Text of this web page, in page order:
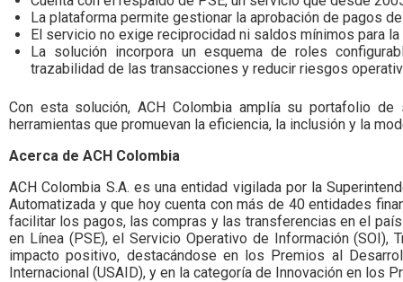
La plataforma permite gestionar la aprobación de pagos
El servicio no exige reciprocidad ni saldos mínimos para
La solución incorpora un esquema de roles
trazabilidad de las transacciones y reducir riesgos
Con esta solución, ACH Colombia amplía su portafolio
herramientas que promuevan la eficiencia, la inclusión y la
Acerca de ACH Colombia
ACH Colombia S.A. es una entidad vigilada por la
Automatizada y que hoy cuenta con más de 40 entidades
facilitar los pagos, las compras y las transferencias en el
en Línea (PSE), el Servicio Operativo de Información (SOI),
impacto positivo, destacándose en los Premios al
Internacional (USAID), y en la categoría de Innovación en los